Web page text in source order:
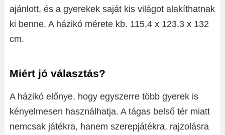
ajánlott, és a gyerekek saját kis világot alakíthatnak
ki benne. A házikó mérete kb. 115,4 x 123,3 x 132
cm.
Miért jó választás?
A házikó előnye, hogy egyszerre több gyerek is
kényelmesen használhatja. A tágas belső tér miatt
nemcsak játékra, hanem szerepjátékra, rajzolásra